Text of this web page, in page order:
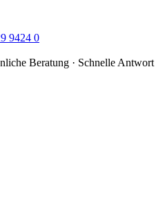
9424 0
Beratung · Schnelle Antwort